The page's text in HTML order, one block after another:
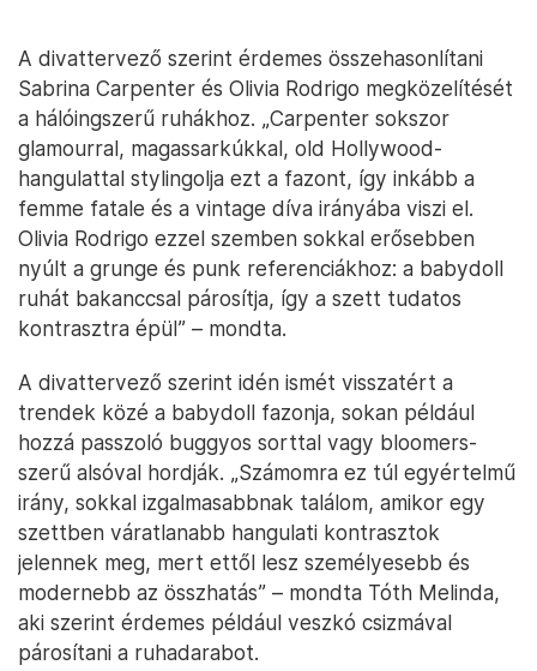
A divattervező szerint érdemes összehasonlítani
Sabrina Carpenter és Olivia Rodrigo megközelítését
a hálóingszerű ruhákhoz. „Carpenter sokszor
glamourral, magassarkúkkal, old Hollywood-
hangulattal stylingolja ezt a fazont, így inkább a
femme fatale és a vintage díva irányába viszi el.
Olivia Rodrigo ezzel szemben sokkal erősebben
nyúlt a grunge és punk referenciákhoz: a babydoll
ruhát bakanccsal párosítja, így a szett tudatos
kontrasztra épül” – mondta.
A divattervező szerint idén ismét visszatért a
trendek közé a babydoll fazonja, sokan például
hozzá passzoló buggyos sorttal vagy bloomers-
szerű alsóval hordják. „Számomra ez túl egyértelmű
irány, sokkal izgalmasabbnak találom, amikor egy
szettben váratlanabb hangulati kontrasztok
jelennek meg, mert ettől lesz személyesebb és
modernebb az összhatás” – mondta Tóth Melinda,
aki szerint érdemes például veszkó csizmával
párosítani a ruhadarabot.